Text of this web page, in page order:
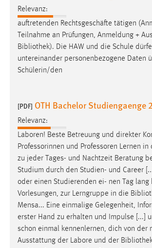
Relevanz:
auftretenden Rechtsgeschäfte tätigen
Teilnahme an Prüfungen, Anmeldung +
Bibliothek). Die HAW und die Schule
untereinander personenbezogene Daten
Schülerin/den
[PDF] OTH Bachelor Studiengaenge
Relevanz:
Laboren! Beste Betreuung und direkter
Professorinnen und Professoren Lernen in
zu jeder Tages- und Nachtzeit Beratung
Studium durch den Studien- und Career
oder einen Studierenden ei- nen Tag
Vorlesungen, zur Lerngruppe in die
Mensa... Eine einmalige Gelegenheit,
erster Hand zu erhalten und Impulse [...]
schon einmal kennenlernen, dich von der
Ausstattung der Labore und der